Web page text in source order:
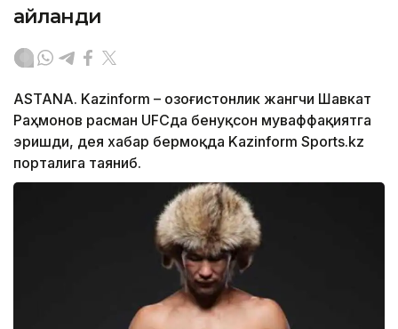
айланди
ASTANA. Kazinform – Қозоғистонлик жангчи Шавкат
Раҳмонов расман UFCда бенуқсон муваффақиятга
эришди, дея хабар бермоқда Kazinform Sports.kz
порталига таяниб.